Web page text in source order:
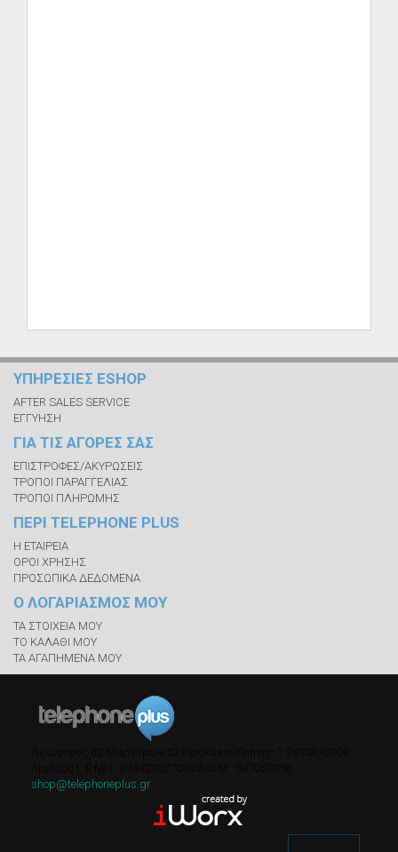
ΥΠΗΡΕΣΙΕΣ ESHOP
AFTER SALES SERVICE
ΕΓΓΥΗΣΗ
ΓΙΑ ΤΙΣ ΑΓΟΡΕΣ ΣΑΣ
ΕΠΙΣΤΡΟΦΕΣ/ΑΚΥΡΩΣΕΙΣ
ΤΡΟΠΟΙ ΠΑΡΑΓΓΕΛΙΑΣ
ΤΡΟΠΟΙ ΠΛΗΡΩΜΗΣ
ΠΕΡΙ TELEPHONE PLUS
Η ΕΤΑΙΡΕΙΑ
ΟΡΟΙ ΧΡΗΣΗΣ
ΠΡΟΣΩΠΙΚΑ ΔΕΔΟΜΕΝΑ
Ο ΛΟΓΑΡΙΑΣΜΟΣ ΜΟΥ
ΤΑ ΣΤΟΙΧΕΙΑ ΜΟΥ
ΤΟ ΚΑΛΑΘΙ ΜΟΥ
ΤΑ ΑΓΑΠΗΜΕΝΑ ΜΟΥ
shop@telephoneplus.gr